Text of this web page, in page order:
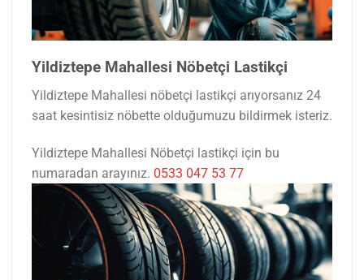
Yildiztepe Mahallesi Nöbetçi Lastikçi
Yildiztepe Mahallesi nöbetçi lastikçi arıyorsanız 24
saat kesintisiz nöbette olduğumuzu bildirmek isteriz.
Yildiztepe Mahallesi Nöbetçi lastikçi için bu
numaradan arayınız. 0533 047 53 77